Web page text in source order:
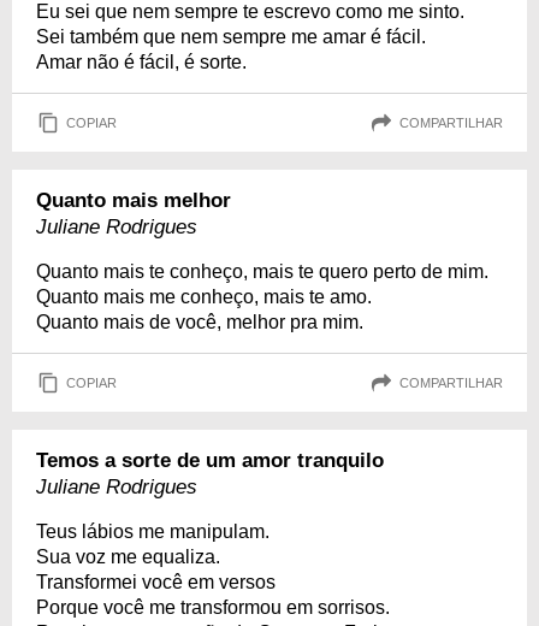
Eu sei que nem sempre te escrevo como me sinto.
Sei também que nem sempre me amar é fácil.
Amar não é fácil, é sorte.
COPIAR COMPARTILHAR
Quanto mais melhor
Juliane Rodrigues
Quanto mais te conheço, mais te quero perto de mim.
Quanto mais me conheço, mais te amo.
Quanto mais de você, melhor pra mim.
COPIAR COMPARTILHAR
Temos a sorte de um amor tranquilo
Juliane Rodrigues
Teus lábios me manipulam.
Sua voz me equaliza.
Transformei você em versos
Porque você me transformou em sorrisos.